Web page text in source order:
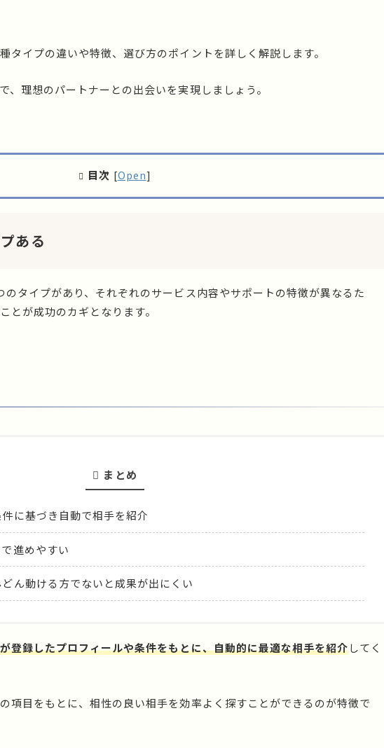
タイプの違いや特徴、選び方のポイントを詳しく解説します。
、理想のパートナーとの出会いを実現しましょう。
目次 [Open]
ある
タイプがあり、それぞれのサービス内容やサポートの特徴が異なるた
とが成功のカギとなります。
まとめ
件に基づき自動で相手を紹介
進めやすい
どん動ける方でないと成果が出にくい
登録したプロフィールや条件をもとに、自動的に最適な相手を紹介してく
項目をもとに、相性の良い相手を効率よく探すことができるのが特徴で